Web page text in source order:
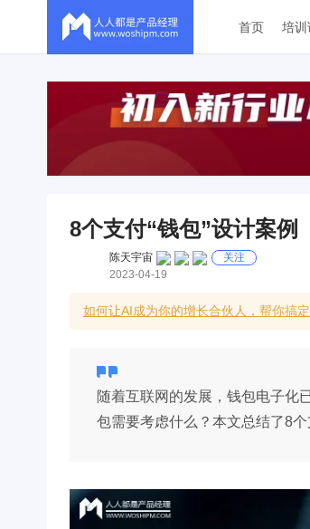
首页 培训
8个支付“钱包”设计案例
陈天宇宙
关注
2023-04-19
如何让AI成为你的增长合伙人，帮你搞
随着互联网的发展，钱包电子化
包需要考虑什么？本文总结了8个